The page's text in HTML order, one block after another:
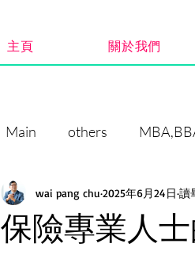
主頁 關於我們
Main others
保險專業人
wai pang chu 2025年6月24日 讀